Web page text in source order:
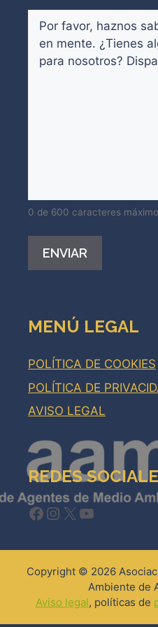
Comentarios
0 de 600 caracteres
MENÚ LEGAL
POLÍTICA DE COOKIES
POLÍTICA DE
AVISO LEGAL
REDES
Facebook
Instagram
X YouTube
Copyright © 2026
Ambiente de
Aviso legal, políticas de